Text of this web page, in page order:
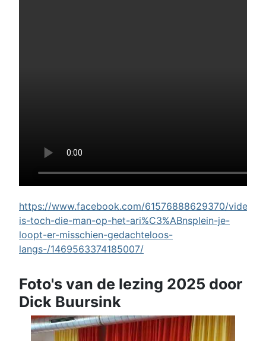
https://www.facebook.com/61576888629370/videos/
is-toch-die-man-op-het-ari%C3%ABnsplein-je-
loopt-er-misschien-gedachteloos-
langs-/1469563374185007/
Foto's van de lezing 2025 door
Dick Buursink